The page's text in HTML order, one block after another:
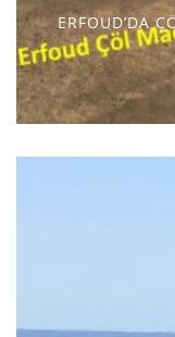
ERFOUD’DA